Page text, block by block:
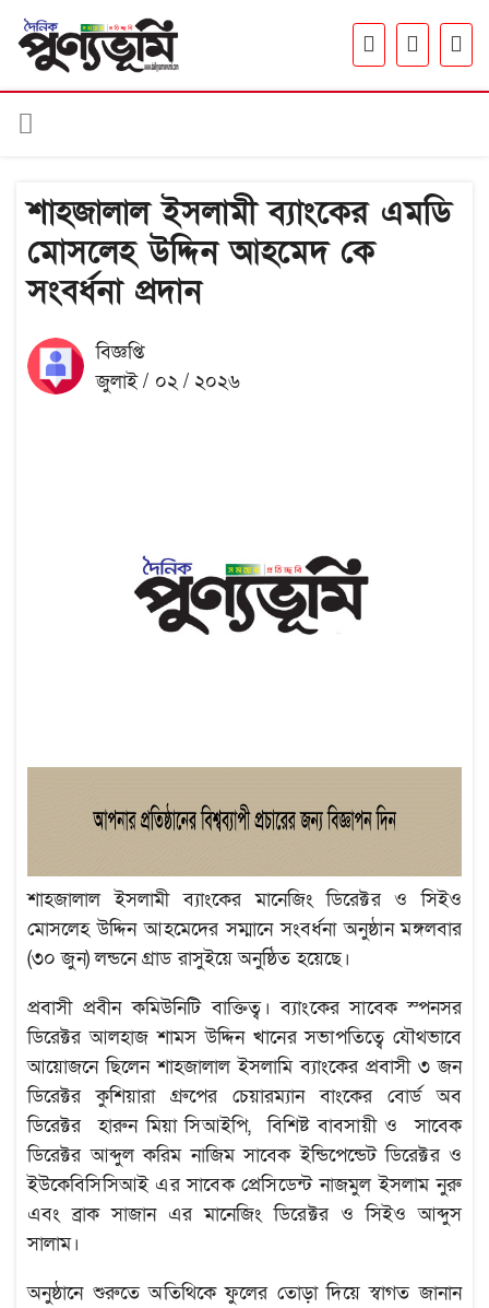
শাহজালাল ইসলামী ব্যাংকের এমডি
মোসলেহ উদ্দিন আহমেদ কে
সংবর্ধনা প্রদান
বিজ্ঞপ্তি
জুলাই / ০২ / ২০২৬
শাহজালাল ইসলামী ব্যাংকের মানেজিং ডিরেক্টর ও সিইও
মোসলেহ উদ্দিন আহমেদের সম্মানে সংবর্ধনা অনুষ্ঠান মঙ্গলবার
(৩০ জুন) লন্ডনে গ্রাড রাসুইয়ে অনুষ্ঠিত হয়েছে।
প্রবাসী প্রবীন কমিউনিটি বাক্তিত্ব। ব্যাংকের সাবেক স্পনসর
ডিরেক্টর আলহাজ শামস উদ্দিন খানের সভাপতিত্বে যৌথভাবে
আয়োজনে ছিলেন শাহজালাল ইসলামি ব্যাংকের প্রবাসী ৩ জন
ডিরেক্টর কুশিয়ারা গ্রুপের চেয়ারম্যান বাংকের বোর্ড অব
ডিরেক্টর হারুন মিয়া সিআইপি, বিশিষ্ট বাবসায়ী ও সাবেক
ডিরেক্টর আব্দুল করিম নাজিম সাবেক ইন্ডিপেন্ডেট ডিরেক্টর ও
ইউকেবিসিসিআই এর সাবেক প্রেসিডেন্ট নাজমুল ইসলাম নুরু
এবং ব্রাক সাজান এর মানেজিং ডিরেক্টর ও সিইও আব্দুস
সালাম।
অনুষ্ঠানে শুরুতে অতিথিকে ফুলের তোড়া দিয়ে স্বাগত জানান